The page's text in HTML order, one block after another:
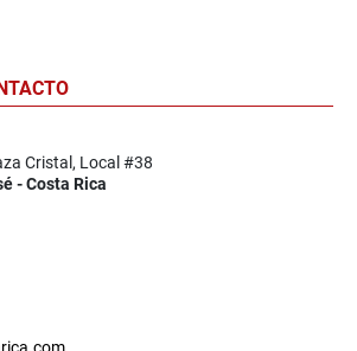
Cristal, Local #38
- Costa Rica